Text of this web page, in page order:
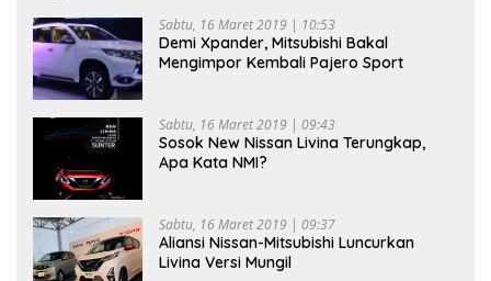
Sabtu, 16 Maret 2019 | 10:53
Demi Xpander, Mitsubishi Bakal
Mengimpor Kembali Pajero Sport
Sabtu, 16 Maret 2019 | 09:43
Sosok New Nissan Livina Terungkap,
Apa Kata NMI?
Sabtu, 16 Maret 2019 | 09:37
Aliansi Nissan-Mitsubishi Luncurkan
Livina Versi Mungil